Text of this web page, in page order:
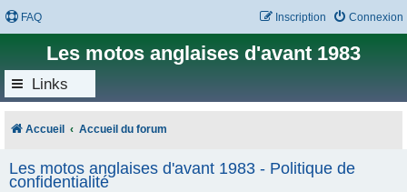
FAQ Connexion
Inscription
Les motos anglaises d'avant 1983
Links
Accueil Accueil du forum
Les motos anglaises d'avant 1983 - Politique de
confidentialité